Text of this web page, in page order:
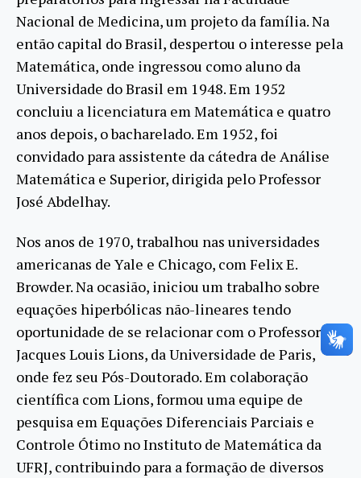
Nacional de Medicina, um projeto da família. Na
então capital do Brasil, despertou o interesse pela
Matemática, onde ingressou como aluno da
Universidade do Brasil em 1948. Em 1952
concluiu a licenciatura em Matemática e quatro
anos depois, o bacharelado. Em 1952, foi
convidado para assistente da cátedra de Análise
Matemática e Superior, dirigida pelo Professor
José Abdelhay.
Nos anos de 1970, trabalhou nas universidades
americanas de Yale e Chicago, com Felix E.
Browder. Na ocasião, iniciou um trabalho sobre
equações hiperbólicas não-lineares tendo
oportunidade de se relacionar com o Professor
Jacques Louis Lions, da Universidade de Paris,
onde fez seu Pós-Doutorado. Em colaboração
científica com Lions, formou uma equipe de
pesquisa em Equações Diferenciais Parciais e
Controle Ótimo no Instituto de Matemática da
UFRJ, contribuindo para a formação de diversos